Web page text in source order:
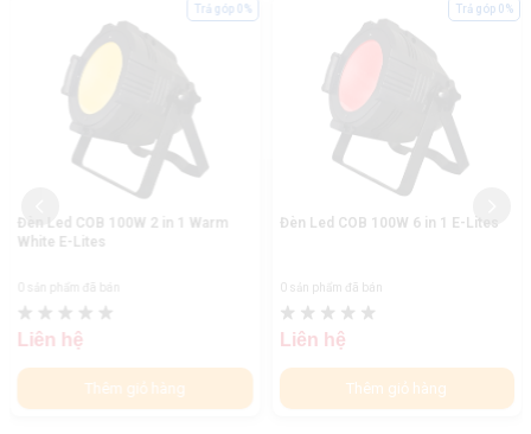
Đèn Led COB 100W 2 in 1 Warm
White E-Lites
0 sản phẩm đã bán
Liên hệ
Thêm giỏ hàng
Trả góp 0%
Đèn Led COB 100W 6 in 1 E-Lites
0 sản phẩm đã bán
Liên hệ
Thêm giỏ hàng
Trả góp 0%